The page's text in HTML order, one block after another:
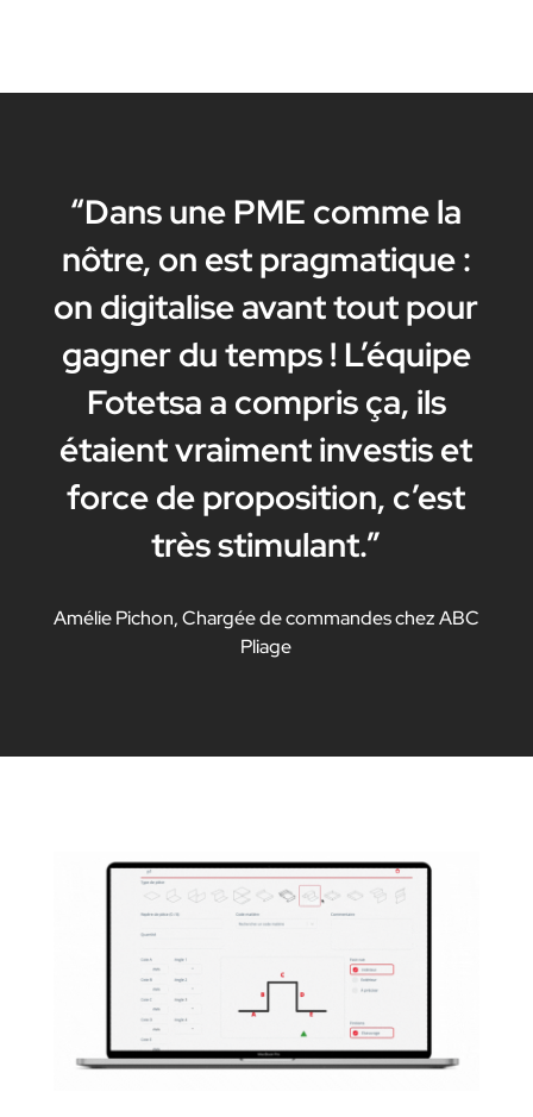
“Dans une PME comme la
nôtre, on est pragmatique :
on digitalise avant tout pour
gagner du temps ! L’équipe
Fotetsa a compris ça, ils
étaient vraiment investis et
force de proposition, c’est
très stimulant.”
Amélie Pichon, Chargée de commandes chez ABC
Pliage